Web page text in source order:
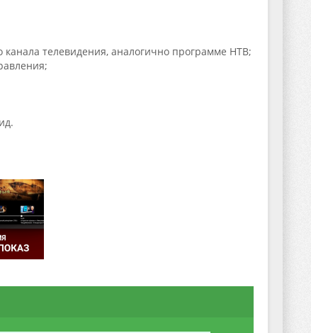
телевидения, аналогично программе НТВ;